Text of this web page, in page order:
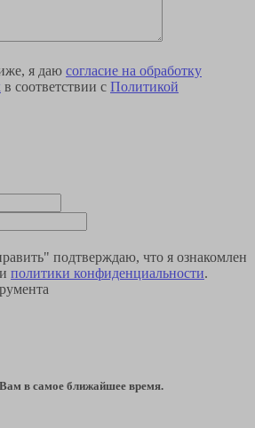
я даю согласие на обработку
в соответствии с Политикой
подтверждаю, что я ознакомлен
политики конфиденциальности.
в самое ближайшее время.